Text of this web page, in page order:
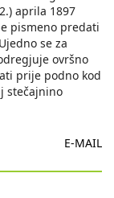
aprila 1897
pismeno predati
se za
ovršno
prije podno kod
stečajnino
E-MAIL